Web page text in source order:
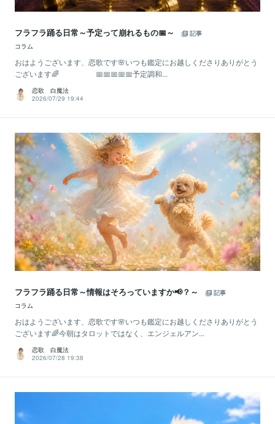
フラフラ踊る日常～予定って崩れるもの📅～
記事
コラム
おはようございます、恋歌です🌸いつも鑑定にお越しくださりありがとう
ございます🌈 📅📅📅📅📅予定調和...
恋歌 白魔法
2026/07/29 19:44
フラフラ踊る日常～情報はそろっていますか📢？～
記事
コラム
おはようございます、恋歌です🌸いつも鑑定にお越しくださりありがとう
ございます🌈今朝はタロットではなく、エンジェルアン...
恋歌 白魔法
2026/07/28 19:38